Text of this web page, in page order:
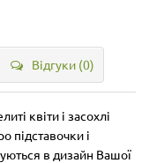
Відгуки (0)
квіти і засохлі
підставочки і
в дизайн Вашої